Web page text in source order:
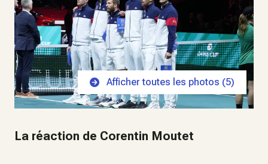
Afficher toutes les photos (5)
La réaction de Corentin Moutet